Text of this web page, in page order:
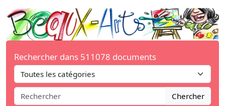
Rechercher dans 511078 documents
Chercher